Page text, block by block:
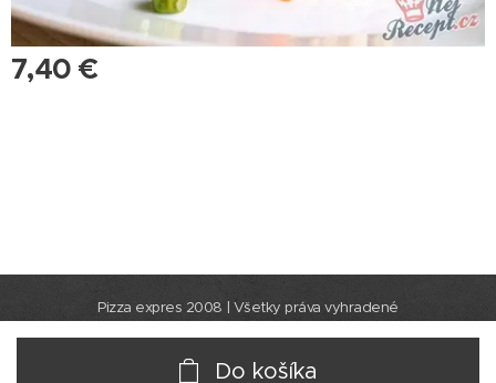
7,40 €
Do košíka
Pizza expres 2008 | Všetky práva vyhradené